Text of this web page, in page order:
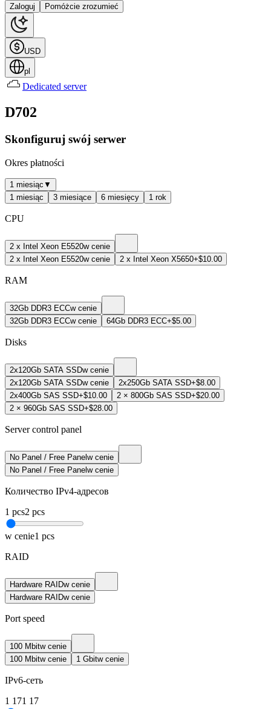
Zaloguj Pomóżcie zrozumieć
USD
pl
Dedicated server
D702
Skonfiguruj swój serwer
Okres płatności
1 miesiąc ▼
1 miesiąc
3 miesiące 6 miesięcy 1 rok
CPU
2 х Intel Xeon E5520w cenie
2 х Intel Xeon E5520w cenie 2 x Intel Xeon X5650+$10.00
RAM
32Gb DDR3 ECCw cenie
32Gb DDR3 ECCw cenie 64Gb DDR3 ECC+$5.00
Disks
2x120Gb SATA SSDw cenie
2x120Gb SATA SSDw cenie 2x250Gb SATA SSD+$8.00
2x400Gb SAS SSD+$10.00 2 × 800Gb SAS SSD+$20.00
2 × 960Gb SAS SSD+$28.00
Server control panel
No Panel / Free Panelw cenie
No Panel / Free Panelw cenie
Количество IPv4-адресов
1 pcs2 pcs
w cenie1 pcs
RAID
Hardware RAIDw cenie
Hardware RAIDw cenie
Port speed
100 Mbitw cenie
100 Mbitw cenie 1 Gbitw cenie
IPv6-сеть
1 171 17